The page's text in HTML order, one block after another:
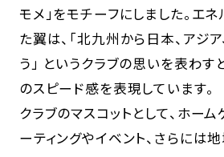
モメ」をモチーフにしました。エ
た翼は、「北九州から日本、アジ
う」 というクラブの思いを表わす
のスピード感を表現しています。
クラブのマスコットとして、ホー
ーティングやイベント、さらには